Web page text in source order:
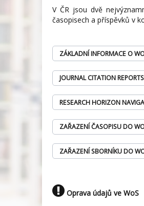
V ČR jsou dvě
časopisech a příspěvků v
ZÁKLADNÍ INFORMACE O
JOURNAL CITATION REPORTS
RESEARCH HORIZON
ZAŘAZENÍ ČASOPISU DO
ZAŘAZENÍ SBORNÍKU DO
Oprava údajů ve WoS